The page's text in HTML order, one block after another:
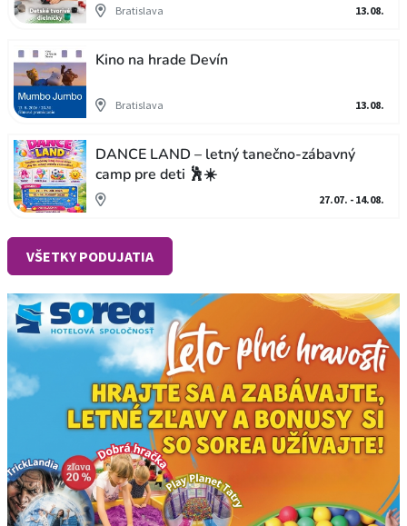
Bratislava 13.08.
Kino na hrade Devín
Bratislava 13.08.
DANCE LAND – letný tanečno-zábavný
camp pre deti 🕺☀️
27.07. - 14.08.
VŠETKY PODUJATIA